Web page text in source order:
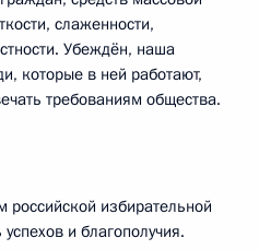
слаженности,
Убеждён, наша
которые в ней работают,
требованиям общества.
избирательной
и благополучия.